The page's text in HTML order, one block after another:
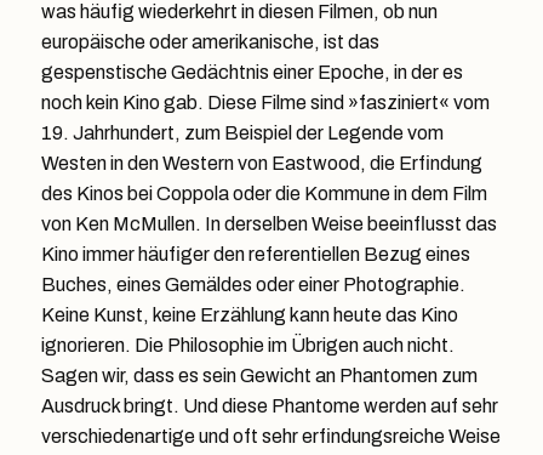
was häufig wiederkehrt in diesen Filmen, ob nun
europäische oder amerikanische, ist das
gespenstische Gedächtnis einer Epoche, in der es
noch kein Kino gab. Diese Filme sind »fasziniert« vom
19. Jahrhundert, zum Beispiel der Legende vom
Westen in den Western von Eastwood, die Erfindung
des Kinos bei Coppola oder die Kommune in dem Film
von Ken McMullen. In derselben Weise beeinflusst das
Kino immer häufiger den referentiellen Bezug eines
Buches, eines Gemäldes oder einer Photographie.
Keine Kunst, keine Erzählung kann heute das Kino
ignorieren. Die Philosophie im Übrigen auch nicht.
Sagen wir, dass es sein Gewicht an Phantomen zum
Ausdruck bringt. Und diese Phantome werden auf sehr
verschiedenartige und oft sehr erfindungsreiche Weise